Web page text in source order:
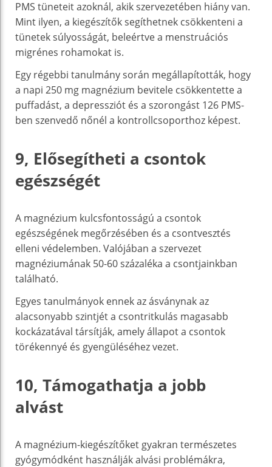
PMS tüneteit azoknál, akik szervezetében hiány van.
Mint ilyen, a kiegészítők segíthetnek csökkenteni a
tünetek súlyosságát, beleértve a menstruációs
migrénes rohamokat is.
Egy régebbi tanulmány során megállapították, hogy
a napi 250 mg magnézium bevitele csökkentette a
puffadást, a depressziót és a szorongást 126 PMS-
ben szenvedő nőnél a kontrollcsoporthoz képest.
9, Elősegítheti a csontok
egészségét
A magnézium kulcsfontosságú a csontok
egészségének megőrzésében és a csontvesztés
elleni védelemben. Valójában a szervezet
magnéziumának 50-60 százaléka a csontjainkban
található.
Egyes tanulmányok ennek az ásványnak az
alacsonyabb szintjét a csontritkulás magasabb
kockázatával társítják, amely állapot a csontok
törékennyé és gyengüléséhez vezet.
10, Támogathatja a jobb
alvást
A magnézium-kiegészítőket gyakran természetes
gyógymódként használják alvási problémákra,